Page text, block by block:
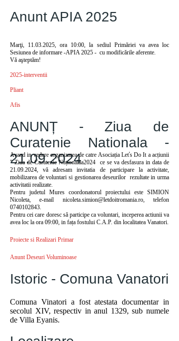
Anunt APIA 2025
Marţi, 11.03.2025, ora 10:00, la sediul Primăriei va avea loc
Sesiunea de informare -APIA 2025 - cu modificările aferente.
Vă aşteptăm!
2025-interventii
Pliant
Afis
ANUNȚ - Ziua de
Curatenie Nationala -
21.09.2024
Avand in vedere organizarea de catre Asociația Leťs Do It a acțiunii
" Ziua de Curatenie Naționalăa2024 ce se va desfasura in data de
21.09.2024, vă adresam invitatia de participare la activitate,
mobilizarea de voluntari si gestionarea deseurilor rezultate in urma
activitatii realizate.
Pentru judetul Mures coordonatorul proiectului este SIMION
Nicoleta, e-mail nicoleta.simion@letdoitromania.ro, telefon
0740102843.
Pentru cei care doresc să participe ca voluntari, inceperea actiunii va
avea loc la ora 09:00, in fața fostului C.A.P. din localitatea Vanatori.
Proiecte si Realizari Primar
Anunt Deseuri Voluminoase
Istoric - Comuna Vanatori
Comuna Vinatori a fost atestata documentar in
secolul XIV, respectiv in anul 1329, sub numele
de Villa Eyanis.